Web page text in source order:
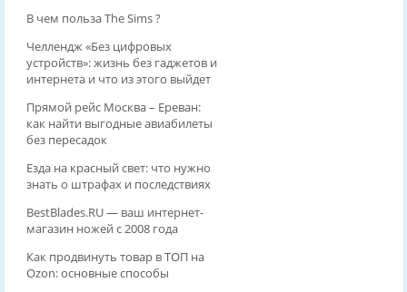
В чем польза The Sims ?
Челлендж «Без цифровых
устройств»: жизнь без гаджетов и
интернета и что из этого выйдет
Прямой рейс Москва – Ереван:
как найти выгодные авиабилеты
без пересадок
Езда на красный свет: что нужно
знать о штрафах и последствиях
BestBlades.RU — ваш интернет-
магазин ножей с 2008 года
Как продвинуть товар в ТОП на
Ozon: основные способы